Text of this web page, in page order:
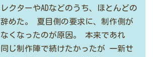
クターやADなどのうち、ほとんどの
めた。
夏目側の要求に、制作側が
くなったのが原因。
本来であれ
じ制作陣で続けたかったが 一新せ